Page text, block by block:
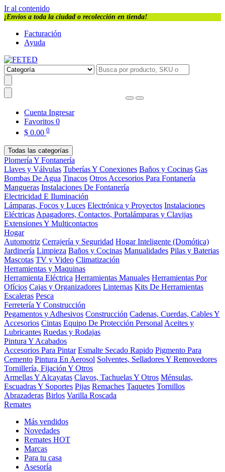
Ir al contenido
¡Envios a toda la ciudad o recolección en tienda!
Facturación
Ayuda
Cuenta Ingresar
Favoritos 0
$ 0.00 0
Todas las categorías
Plomería Y Fontanería
Llaves y Válvulas Tuberías Y Conexiones Baños y Cocinas Gas
Bombas De Agua Tinacos Otros Accesorios Para Fontanería
Mangueras Instalaciones De Fontanería
Electricidad E Iluminación
Lámparas, Focos y Luces Electrónica y Proyectos Instalaciones
Eléctricas Apagadores, Contactos, Portalámparas y Clavijas
Extensiones Y Multicontactos
Hogar
Automotriz Cerrajería y Seguridad Hogar Inteligente (Domótica)
Jardinería Limpieza Baños y Cocinas Manualidades Pilas y Baterias
Mascotas TV y Video Climatización
Herramientas y Maquinas
Herramienta Eléctrica Herramientas Manuales Herramientas Por
Ofícios Cajas y Organizadores Linternas Kits De Herramientas
Escaleras Pesca
Ferretería Y Construcción
Pegamentos y Adhesivos Construcción Cadenas, Cuerdas, Cables Y
Accesorios Cintas Equipo De Protección Personal Aceites y
Lubricantes Ruedas y Rodajas
Pintura Y Acabados
Accesorios Para Pintar Esmalte Secado Rapido Pigmento Para
Cemento Pintura En Aerosol Solventes, Selladores Y Removedores
Tornillería, Fijación Y Otros
Armellas Y Alcayatas Clavos, Tachuelas Y Otros Ménsulas,
Escuadras Y Soportes Pijas Remaches Taquetes Tornillos
Abrazaderas Birlos Varilla Roscada
Remates
Más vendidos
Novedades
Remates HOT
Marcas
Para tu casa
Asesoría